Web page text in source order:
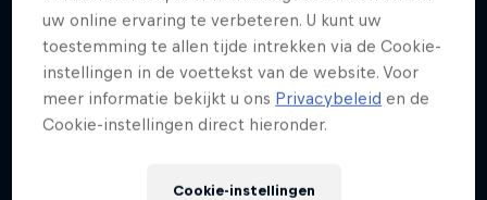
uw online ervaring te verbeteren. U kunt uw
toestemming te allen tijde intrekken via de Cookie-
instellingen in de voettekst van de website. Voor
meer informatie bekijkt u ons Privacybeleid en de
Cookie-instellingen direct hieronder.
Cookie-instellingen